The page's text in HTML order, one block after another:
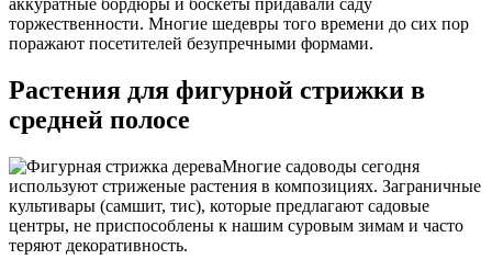
торжественности. Многие шедевры того времени до сих пор
поражают посетителей безупречными формами.
Растения для фигурной стрижки в
средней полосе
Многие садоводы сегодня
используют стриженые растения в композициях. Заграничные
культивары (самшит, тис), которые предлагают садовые
центры, не приспособлены к нашим суровым зимам и часто
теряют декоративность.